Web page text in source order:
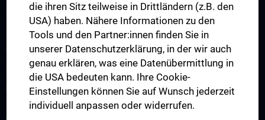
Studienteilnahme POTS
Studienteilnahme S2H - Amber Study
Studienteilnahme INFUSE
Studienteilnahme CO-CAPTAIN
Studienteilnahme COPLANT
die ihren Sitz teilweise in Drittländern (z.B. den
USA) haben. Nähere Informationen zu den
Tools und den Partner:innen finden Sie in
unserer Datenschutzerklärung, in der wir auch
genau erklären, was eine Datenübermittlung in
die USA bedeuten kann. Ihre Cookie-
Einstellungen können Sie auf Wunsch jederzeit
individuell anpassen oder widerrufen.